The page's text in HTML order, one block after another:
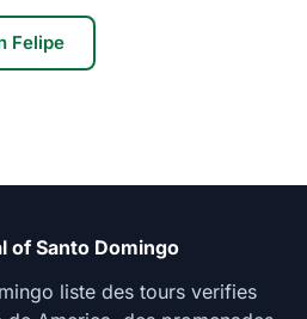
Felipe
of Santo Domingo
liste des tours verifies